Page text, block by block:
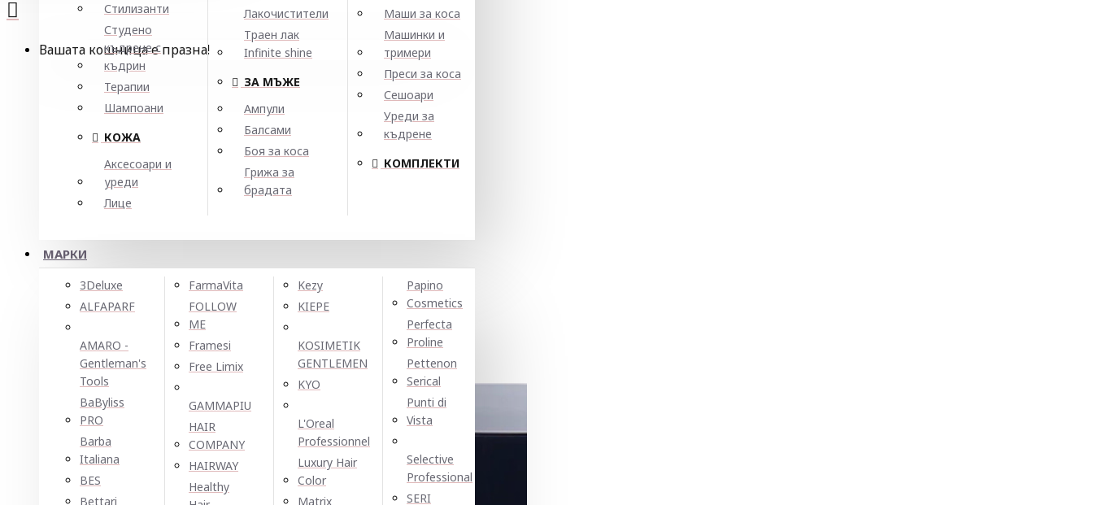
Стилизанти
Студено
къдрене с
къдрин
Терапии
Шампоани
КОЖА
Аксесоари и
уреди
Лице
Лакочистители
Траен лак
Infinite shine
ЗА МЪЖЕ
Ампули
Балсами
Боя за коса
Грижа за
брадата
Маши за коса
Машинки и
тримери
Преси за коса
Сешоари
Уреди за
къдрене
КОМПЛЕКТИ
МАРКИ
3Deluxe
ALFAPARF
AMARO -
Gentleman's
Tools
BaByliss
PRO
Barba
Italiana
BES
Bettari
FarmaVita
FOLLOW
ME
Framesi
Free Limix
GAMMAPIU
HAIR
COMPANY
HAIRWAY
Healthy
Kezy
KIEPE
KOSIMETIK
GENTLEMEN
KYO
L'Oreal
Professionnel
Luxury Hair
Color
Matrix
Papino
Cosmetics
Perfecta
Proline
Pettenon
Serical
Punti di
Vista
Selective
Professional
SERI
Вашата кошница е празна!